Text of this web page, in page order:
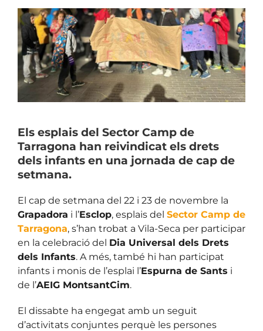
View
Larger
Image
Els esplais del Sector Camp de
Tarragona han reivindicat els drets
dels infants en una jornada de cap de
setmana.
El cap de setmana del 22 i 23 de novembre la
Grapadora i l’Esclop, esplais del Sector Camp de
Tarragona, s’han trobat a Vila-Seca per participar
en la celebració del Dia Universal dels Drets
dels Infants. A més, també hi han participat
infants i monis de l’esplai l’Espurna de Sants i
de l’AEIG MontsantCim.
El dissabte ha engegat amb un seguit
d’activitats conjuntes perquè les persones